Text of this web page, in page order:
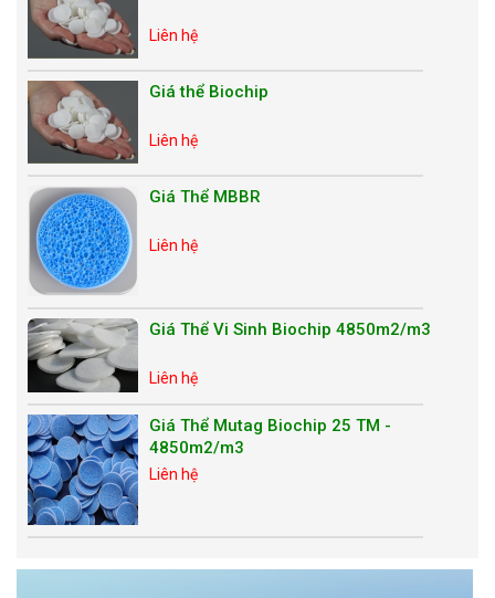
Liên hệ
Giá thể Biochip
Liên hệ
Giá Thể MBBR
Liên hệ
Giá Thể Vi Sinh Biochip 4850m2/m3
Liên hệ
Giá Thể Mutag Biochip 25 TM -
4850m2/m3
Liên hệ